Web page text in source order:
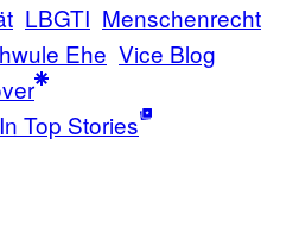
LBGTI Menschenrecht
Ehe Vice Blog
Top Stories